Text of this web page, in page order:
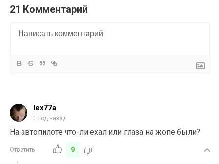
21 Комментарий
lex77a
1 год назад
На автопилоте что-ли ехал или глаза на жопе были?
Ответить 9